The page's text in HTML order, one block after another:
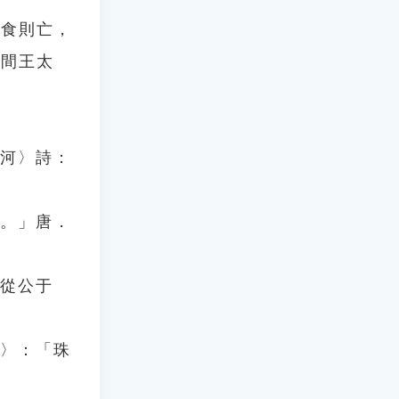
則亡，
王太
〉詩：
」唐．
公于
：「珠